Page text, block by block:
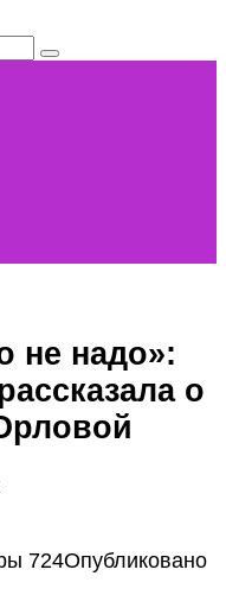
не надо»:
о
724Опубликовано